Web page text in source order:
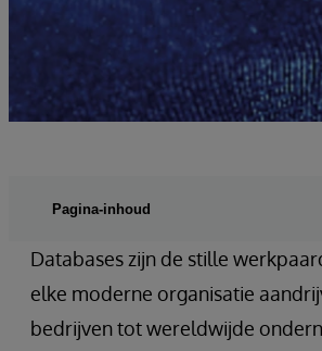
Databases zijn de stille
elke moderne organisatie
bedrijven tot wereldwijde
Pagina-inhoud